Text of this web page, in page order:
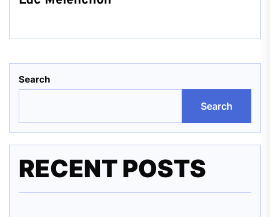
Search
Search
RECENT POSTS